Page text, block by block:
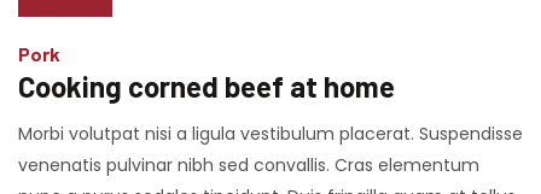
Pork
Cooking corned beef at home
Morbi volutpat nisi a ligula vestibulum placerat. Suspendisse
venenatis pulvinar nibh sed convallis. Cras elementum